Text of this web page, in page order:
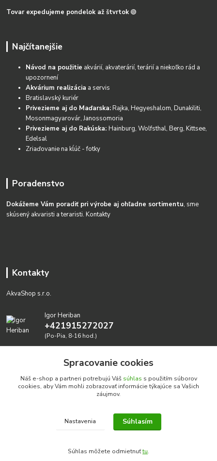
Tovar expedujeme pondelok až štvrtok 🟢
Najčítanejšie
Návod na použitie akvárií, akvaterárií, terárií a niekoľko rád a
upozornení
Akvárium realizácia a servis
Bratislavský kuriér
Privezieme aj do Maďarska:Rajka, Hegyeshalom, Dunakiliti,
Mosonmagyarovár, Janossomoria
Privezieme aj do Rakúska:Hainburg, Wolfsthal, Berg, Kittsee,
Edelsal
Zriaďovanie na kĺúč - fotky
Poradenstvo
Dokážeme Vám poradiť pri výrobe aj ohľadne sortimentu, sme
skúsený akvaristi a teraristi.Kontakty
Kontakty
AkvaShop s.r.o.
Igor Heriban
+421915272027
(Po-Pia, 8-16 hod.)
Realizujeme prírodné akvária: AkvaShop s.r.o. • IBAN:
SK3911000000002947087849
Spracovanie cookies
Náš e-shop a partneri potrebujú Váš súhlas s použitím súborov
cookies, aby Vám mohli zobrazovať informácie týkajúce sa Vašich
záujmov.
Nastavenia Súhlasím
Súhlas môžete odmietnuťtu.